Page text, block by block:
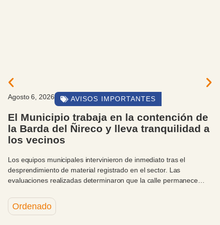
Agosto 6, 2026 AVISOS IMPORTANTES
El Municipio trabaja en la contención de
la Barda del Ñireco y lleva tranquilidad a
los vecinos
Los equipos municipales intervinieron de inmediato tras el
desprendimiento de material registrado en el sector. Las
evaluaciones realizadas determinaron que la calle permanece
Ordenado